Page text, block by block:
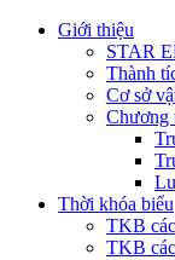
Giới thiệu
STAR
Thành
Cơ sở
Chương
Thời khóa biểu
TKB
TKB